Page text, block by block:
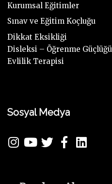
Kurumsal Eğitimler
Sınav ve Eğitim Koçluğu
Dikkat Eksikliği
Disleksi – Öğrenme Güçlüğü
Evlilik Terapisi
Sosyal Medya